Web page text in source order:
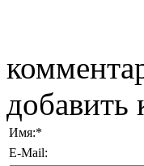
добавить
Имя:*
E-Mail: